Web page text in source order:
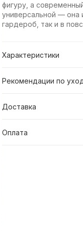
фигуру, а
универсальной — она
гардероб, так и в
Характеристики
Рекомендации по
Доставка
Оплата